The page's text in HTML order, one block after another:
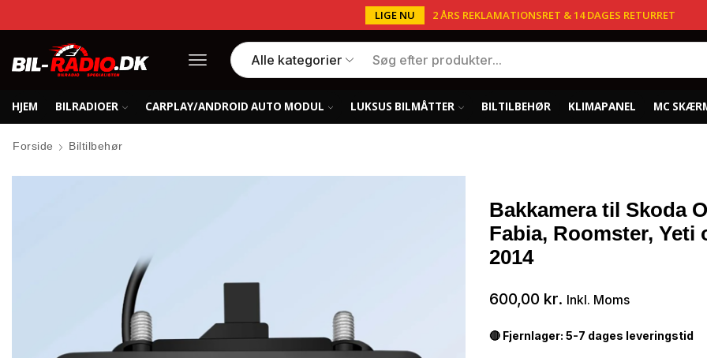
LIGE NU 2 ÅRS REKLAMATIONSRET & 14 DAGES RETURRET
HJEM BILRADIOER CARPLAY/ANDROID AUTO MODUL LUKSUS BILMÅTTER BILTILBEHØR KLIMAPANEL MC
Forside Biltilbehør
Bakkamera til Skoda
Fabia, Roomster, Yeti
2014
600,00 kr. Inkl. Moms
🔴 Fjernlager: 5-7 dages leveringstid